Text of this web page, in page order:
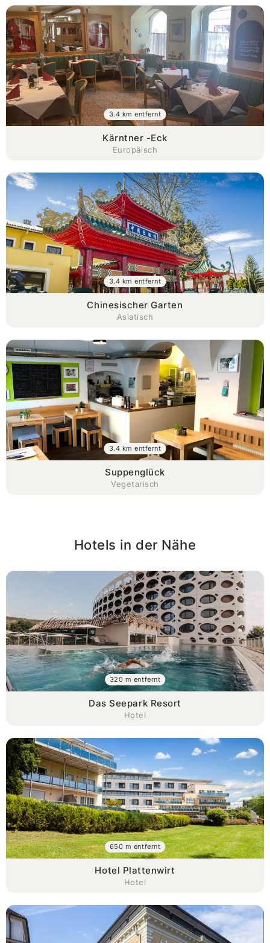
Kärntner -Eck
Europäisch
3.4 km entfernt
Chinesischer Garten
Asiatisch
3.4 km entfernt
Suppenglück
Vegetarisch
3.4 km entfernt
Hotels in der Nähe
Das Seepark Resort
Hotel
320 m entfernt
Hotel Plattenwirt
Hotel
650 m entfernt